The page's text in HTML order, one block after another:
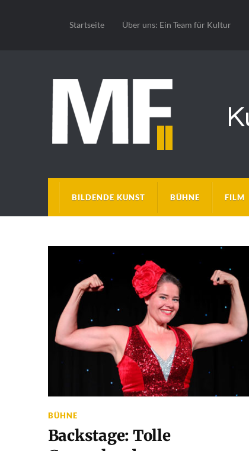
Startseite Über uns: Ein Team für Kultur
BILDENDE KUNST BÜHNE FILM
BÜHNE
Backstage: Tolle